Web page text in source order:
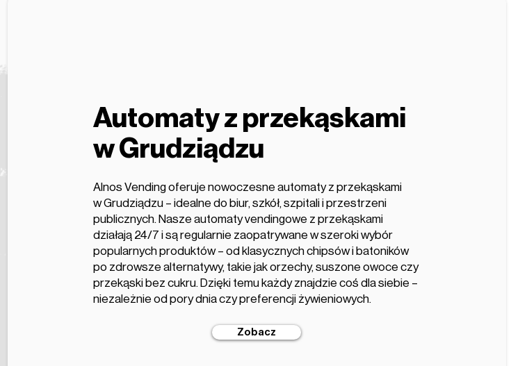
Automaty z przekąskami
w Grudziądzu
Alnos Vending oferuje nowoczesne automaty z przekąskami
w Grudziądzu – idealne do biur, szkół, szpitali i przestrzeni
publicznych. Nasze automaty vendingowe z przekąskami
działają 24/7 i są regularnie zaopatrywane w szeroki wybór
popularnych produktów – od klasycznych chipsów i batoników
po zdrowsze alternatywy, takie jak orzechy, suszone owoce czy
przekąski bez cukru. Dzięki temu każdy znajdzie coś dla siebie –
niezależnie od pory dnia czy preferencji żywieniowych.
Zobacz